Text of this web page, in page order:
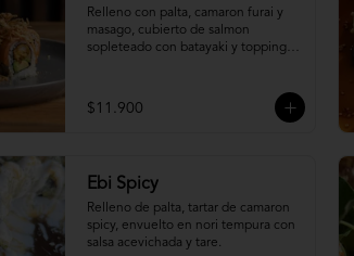
Relleno con palta, camaron furai y
masago, cubierto de salmon
sopleteado con batayaki y topping
$11.900
Ebi Spicy
Relleno de palta, tartar de camaron
spicy, envuelto en nori tempura con
salsa acevichada y tare.